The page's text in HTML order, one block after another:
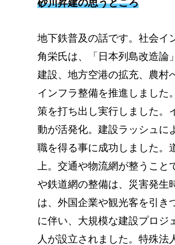
砂川昇建の思うところ
地下鉄普及の話です。社会イ
角栄氏は、「日本列島改造論
建設、地方空港の拡充、農村
インフラ整備を推進しました
策を打ち出し実行しました。
動が活発化。建設ラッシュに
職を得る事に成功しました。
上。交通や物流網が整うこ
や鉄道網の整備は、災害発生
は、外国企業や観光客を引き
に伴い、大規模な建設プロジ
人が設立されました。特殊